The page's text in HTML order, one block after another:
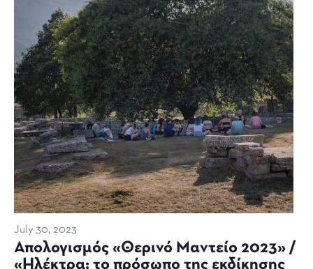
July 30, 2023
Απολογισμός «Θερινό Μαντείο 2023» /
«Ηλέκτρα: το πρόσωπο της εκδίκησης